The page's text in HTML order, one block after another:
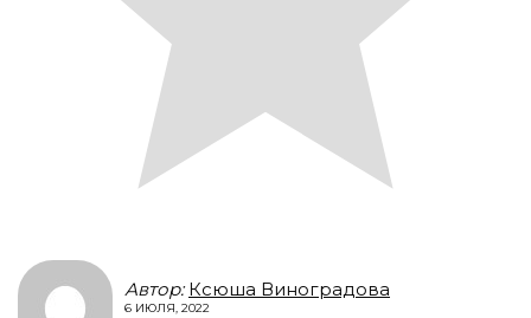
Автор: Ксюша Виноградова
6 ИЮЛЯ, 2022